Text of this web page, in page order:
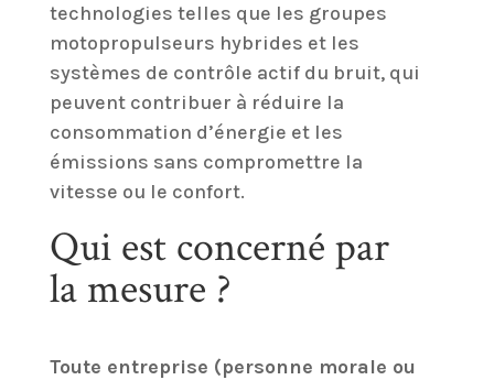
technologies telles que les groupes
motopropulseurs hybrides et les
systèmes de contrôle actif du bruit, qui
peuvent contribuer à réduire la
consommation d’énergie et les
émissions sans compromettre la
vitesse ou le confort.
Qui est concerné par
la mesure ?
Toute entreprise (personne morale ou